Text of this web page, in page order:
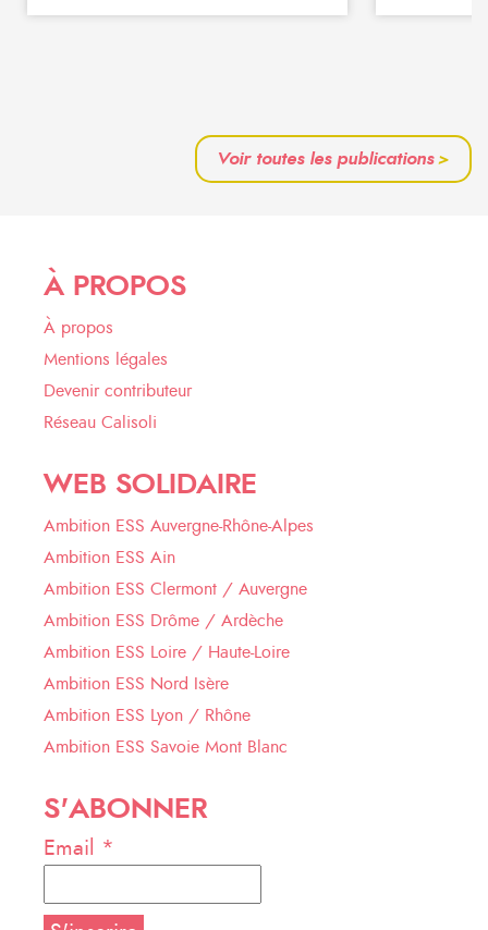
Voir toutes les publications>
À PROPOS
À propos
Mentions légales
Devenir contributeur
Réseau Calisoli
WEB SOLIDAIRE
Ambition ESS Auvergne-Rhône-Alpes
Ambition ESS Ain
Ambition ESS Clermont / Auvergne
Ambition ESS Drôme / Ardèche
Ambition ESS Loire / Haute-Loire
Ambition ESS Nord Isère
Ambition ESS Lyon / Rhône
Ambition ESS Savoie Mont Blanc
S'ABONNER
Email *